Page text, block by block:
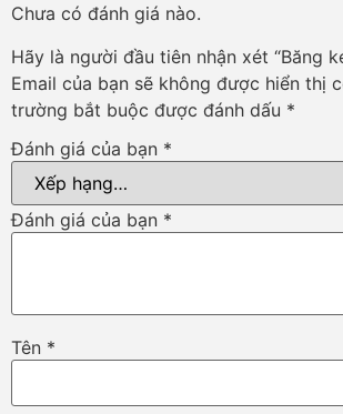
Chưa có đánh giá nào.
Hãy là người đầu tiên nhận xét “Băng
Email của bạn sẽ không được hiển thị
trường bắt buộc được đánh dấu *
Đánh giá của bạn *
Đánh giá của bạn *
Tên *